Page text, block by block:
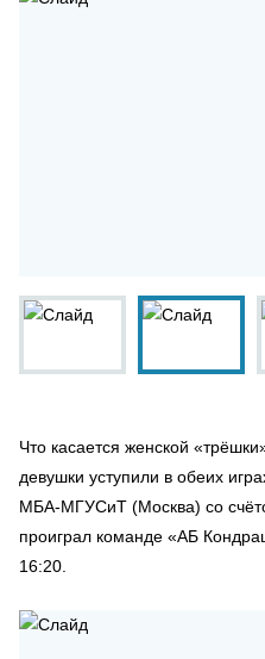
Что касается женской
девушки уступили в обеих
МБА-МГУСиТ (Москва) со
проиграл команде «АБ
16:20.